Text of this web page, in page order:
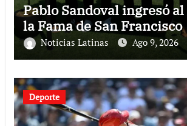
Pablo Sandoval ingresó
la Fama de San Francisco
Noticias Latinas Ago 9, 2026
Deporte